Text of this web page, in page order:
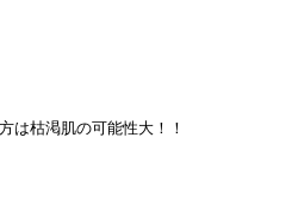
は枯渇肌の可能性大！！